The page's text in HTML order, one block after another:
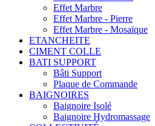
Effet Marbre
Effet Marbre - Pierre
Effet Marbre - Mosaïque
ETANCHEITE
CIMENT COLLE
BATI SUPPORT
Bâti Support
Plaque de Commande
BAIGNOIRES
Baignoire Isolé
Baignoire Hydromassage